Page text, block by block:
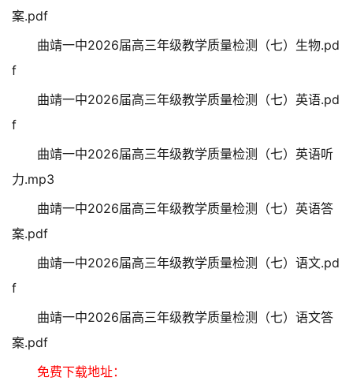
案.pdf
曲靖一中2026届高三年级教学质量检测（七）生物.pd
f
曲靖一中2026届高三年级教学质量检测（七）英语.pd
f
曲靖一中2026届高三年级教学质量检测（七）英语听
力.mp3
曲靖一中2026届高三年级教学质量检测（七）英语答
案.pdf
曲靖一中2026届高三年级教学质量检测（七）语文.pd
f
曲靖一中2026届高三年级教学质量检测（七）语文答
案.pdf
免费下载地址：